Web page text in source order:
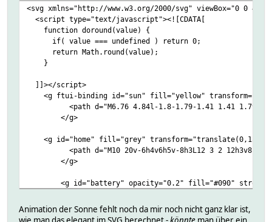
<svg xmlns="http://www.w3.org/2000/svg" viewBox="0 0 400
<script type="text/javascript"><![CDATA[
function doround(value) {
if( value === undefined ) return 0;
return Math.round(value);
}
]]></script>
<g ftui-binding id="sun" fill="yellow"
<path d="M6.76 4.84l-1.8-1.79-1.41 1.41 1.79
</g>
<g id="home" fill="grey"
<path d="M10 20v-6h4v6h5v-8h3L12 3 2 12h3v8z"/>
</g>
<g id="battery" opacity="0.2" fill="#090"
<line x1="225" y1="30" x2="225" y2="280"
<line x1="69" y1="30" x2="231" y2="30"
Animation der Sonne fehlt noch da mir noch nicht ganz klar ist,